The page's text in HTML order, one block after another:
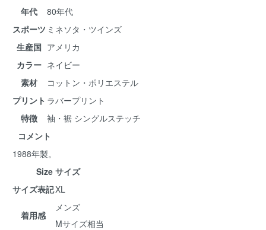
年代
80年代
スポーツ ミネソタ・ツインズ
生産国 アメリカ
カラー ネイビー
素材
コットン・ポリエステル
プリント ラバープリント
特徴
袖・裾 シングルステッチ
コメント
1988年製。
Size サイズ
サイズ表記XL
着用感
メンズ
Mサイズ相当